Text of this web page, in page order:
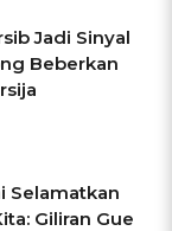
Jadi Sinyal
Beberkan
Selamatkan
Giliran Gue